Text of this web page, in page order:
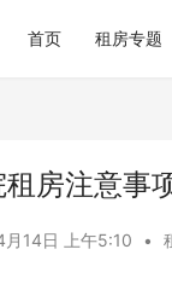
首页 租房专题
房注意事
14日 上午5:10 •